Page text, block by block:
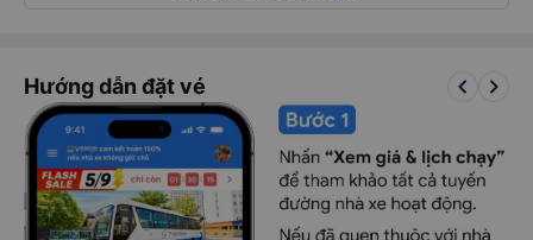
Hướng dẫn đặt vé keyboard_arrow_left keyboard_arrow_right